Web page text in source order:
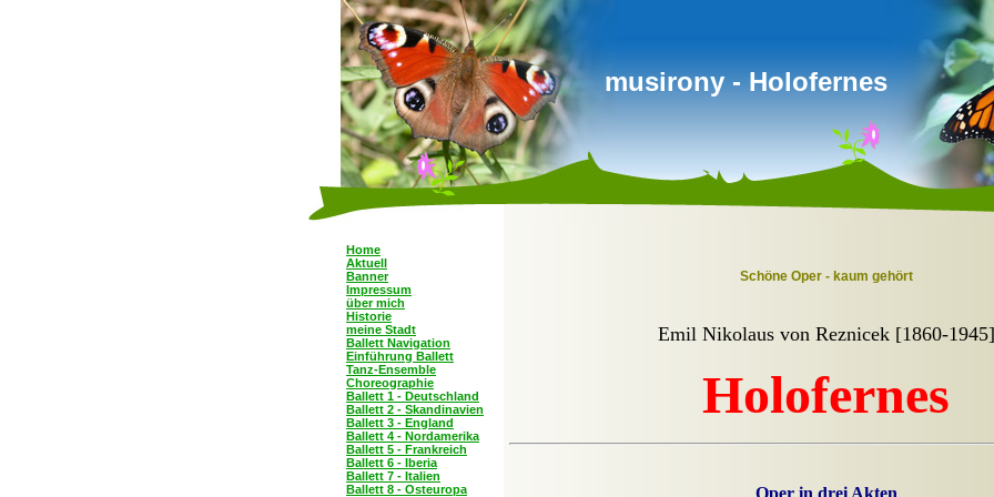
musirony - Holofernes
Home
Aktuell
Banner
Impressum
über mich
Historie
meine Stadt
Ballett Navigation
Einführung Ballett
Tanz-Ensemble
Choreographie
Ballett 1 - Deutschland
Ballett 2 - Skandinavien
Ballett 3 - England
Ballett 4 - Nordamerika
Ballett 5 - Frankreich
Ballett 6 - Iberia
Ballett 7 - Italien
Ballett 8 - Osteuropa
Schöne Oper - kaum gehört
Emil Nikolaus von Reznicek [1860-1945]
Holofernes